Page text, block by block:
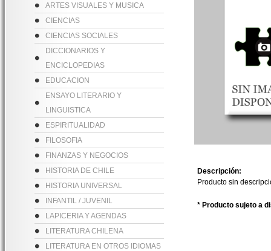
ARTES VISUALES Y MUSICA
CIENCIAS
CIENCIAS SOCIALES
DICCIONARIOS Y
ENCICLOPEDIAS
EDUCACION
ENSAYO LITERARIO Y
LINGUISTICA
ESPIRITUALIDAD
FILOSOFIA
FINANZAS Y NEGOCIOS
HISTORIA DE CHILE
HISTORIA UNIVERSAL
INFANTIL / JUVENIL
LAPICERIA Y AGENDAS
LITERATURA CHILENA
LITERATURA EN OTROS IDIOMAS
Descripción:
Producto sin
* Producto sujeto a